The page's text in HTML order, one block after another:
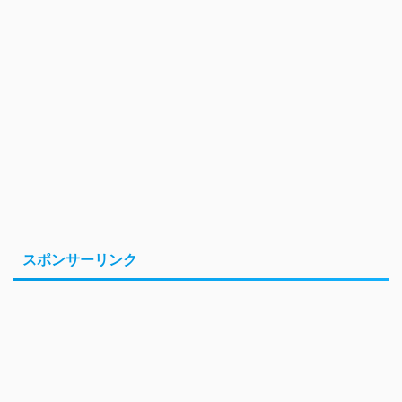
スポンサーリンク